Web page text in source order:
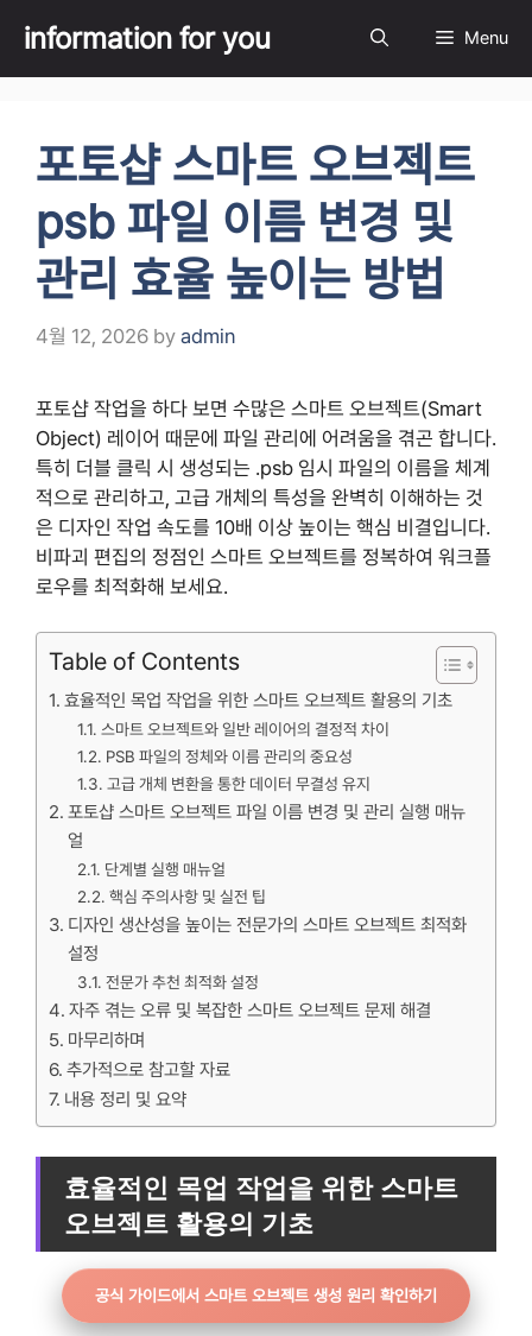
content
information for you Menu
포토샵 스마트 오브젝트
psb 파일 이름 변경 및
관리 효율 높이는 방법
4월 12, 2026 by admin
포토샵 작업을 하다 보면 수많은 스마트 오브젝트(Smart
Object) 레이어 때문에 파일 관리에 어려움을 겪곤 합니다.
특히 더블 클릭 시 생성되는 .psb 임시 파일의 이름을 체계
적으로 관리하고, 고급 개체의 특성을 완벽히 이해하는 것
은 디자인 작업 속도를 10배 이상 높이는 핵심 비결입니다.
비파괴 편집의 정점인 스마트 오브젝트를 정복하여 워크플
로우를 최적화해 보세요.
Table of Contents
효율적인 목업 작업을 위한 스마트 오브젝트 활용의 기초
스마트 오브젝트와 일반 레이어의 결정적 차이
PSB 파일의 정체와 이름 관리의 중요성
고급 개체 변환을 통한 데이터 무결성 유지
포토샵 스마트 오브젝트 파일 이름 변경 및 관리 실행 매뉴
얼
단계별 실행 매뉴얼
핵심 주의사항 및 실전 팁
디자인 생산성을 높이는 전문가의 스마트 오브젝트 최적화
설정
전문가 추천 최적화 설정
자주 겪는 오류 및 복잡한 스마트 오브젝트 문제 해결
마무리하며
추가적으로 참고할 자료
내용 정리 및 요약
효율적인 목업 작업을 위한 스마트
오브젝트 활용의 기초
공식 가이드에서 스마트 오브젝트 생성 원리 확인하기